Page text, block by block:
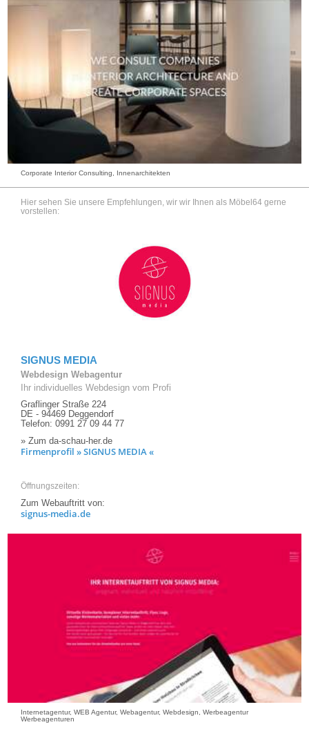
Corporate Interior Consulting, Innenarchitekten
Hier sehen Sie unsere Empfehlungen, wir wir Ihnen als Möbel64 gerne
vorstellen:
SIGNUS MEDIA
Webdesign Webagentur
Ihr individuelles Webdesign vom Profi
Graflinger Straße 224
DE - 94469 Deggendorf
Telefon: 0991 27 09 44 77
» Zum da-schau-her.de
Firmenprofil » SIGNUS MEDIA «
Öffnungszeiten:
Zum Webauftritt von:
signus-media.de
Internetagentur, WEB Agentur, Webagentur, Webdesign, Werbeagentur
Werbeagenturen